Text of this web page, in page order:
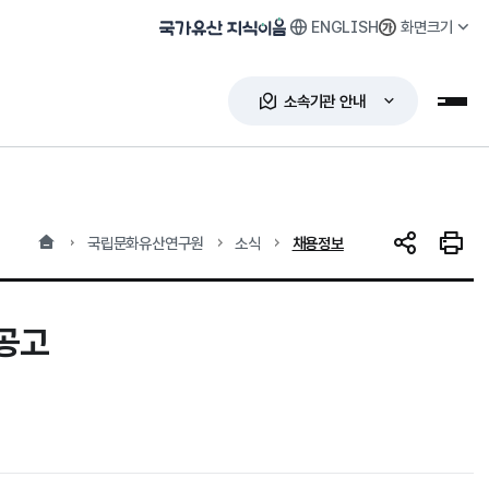
국가유산 지식이음 ENGLISH 화면크기
소속기관 안내 누리
홈 국립문화유산연구원 소식 현재 위치
채용정보 SNS 공유인쇄
고